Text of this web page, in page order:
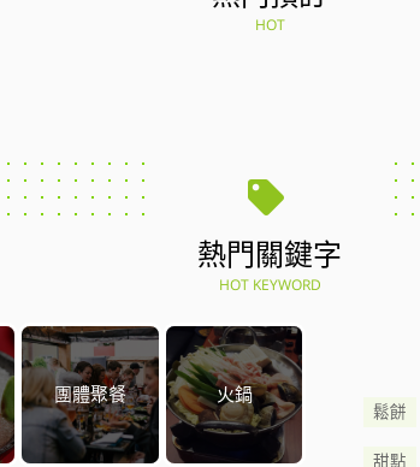
HOT
熱門關鍵字
HOT KEYWORD
團體聚餐 火鍋
鬆餅
甜點